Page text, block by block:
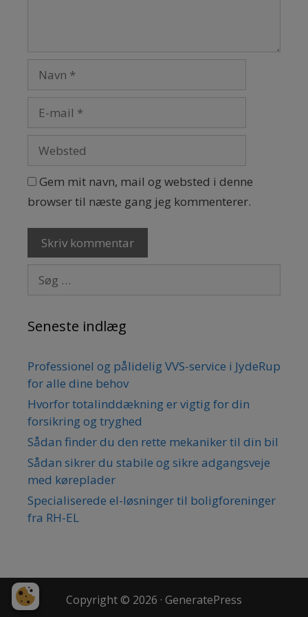
Gem mit navn, mail og websted i denne
browser til næste gang jeg kommenterer.
Søg efter:
Seneste indlæg
Professionel og pålidelig VVS-service i JydeRup
for alle dine behov
Hvorfor totalinddækning er vigtig for din
forsikring og tryghed
Sådan finder du den rette mekaniker til din bil
Sådan sikrer du stabile og sikre adgangsveje
med køreplader
Specialiserede el-løsninger til boligforeninger
fra RH-EL
Copyright © 2026 · GeneratePress